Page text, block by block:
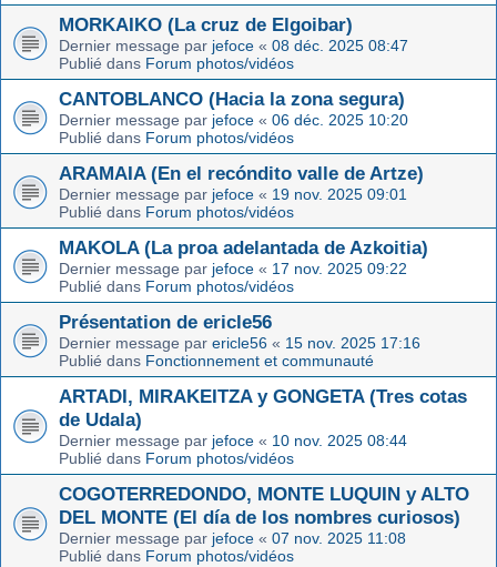
MORKAIKO (La cruz de Elgoibar)
Dernier message par jefoce « 08 déc. 2025 08:47
Publié dans Forum photos/vidéos
CANTOBLANCO (Hacia la zona segura)
Dernier message par jefoce « 06 déc. 2025 10:20
Publié dans Forum photos/vidéos
ARAMAIA (En el recóndito valle de Artze)
Dernier message par jefoce « 19 nov. 2025 09:01
Publié dans Forum photos/vidéos
MAKOLA (La proa adelantada de Azkoitia)
Dernier message par jefoce « 17 nov. 2025 09:22
Publié dans Forum photos/vidéos
Présentation de ericle56
Dernier message par ericle56 « 15 nov. 2025 17:16
Publié dans Fonctionnement et communauté
ARTADI, MIRAKEITZA y GONGETA (Tres cotas
de Udala)
Dernier message par jefoce « 10 nov. 2025 08:44
Publié dans Forum photos/vidéos
COGOTERREDONDO, MONTE LUQUIN y ALTO
DEL MONTE (El día de los nombres curiosos)
Dernier message par jefoce « 07 nov. 2025 11:08
Publié dans Forum photos/vidéos